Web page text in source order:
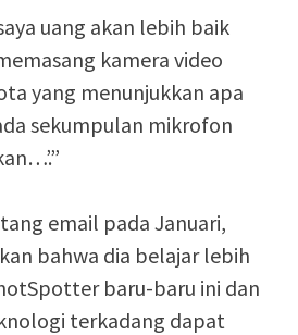
uang akan lebih baik
kamera video
yang menunjukkan apa
sekumpulan mikrofon
email pada Januari,
bahwa dia belajar lebih
baru-baru ini dan
terkadang dapat